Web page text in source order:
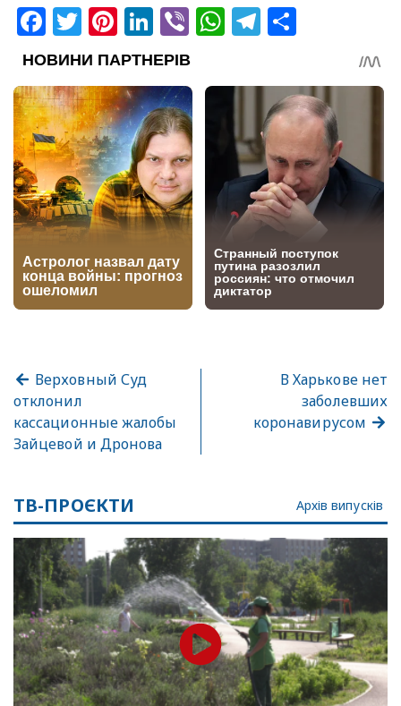
Facebook
Twitter
Pinterest
LinkedIn
ViberWhatsApp
Telegram
Верховный Суд
отклонил
кассационные жалобы
Зайцевой и Дронова
В Харькове нет
заболевших
коронавирусом
ТВ-ПРОЄКТИ Архів випусків